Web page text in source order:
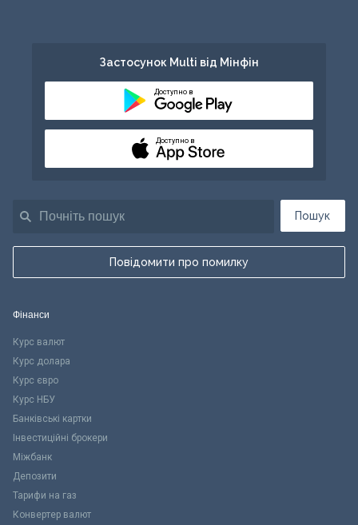
Пошук
Повідомити про помилку
Застосунок Multi від Мінфін
Доступно в
Доступно в
Фінанси
Курс валют
Курс долара
Курс євро
Курс НБУ
Банківські картки
Інвестиційні брокери
Міжбанк
Депозити
Тарифи на газ
Конвертер валют